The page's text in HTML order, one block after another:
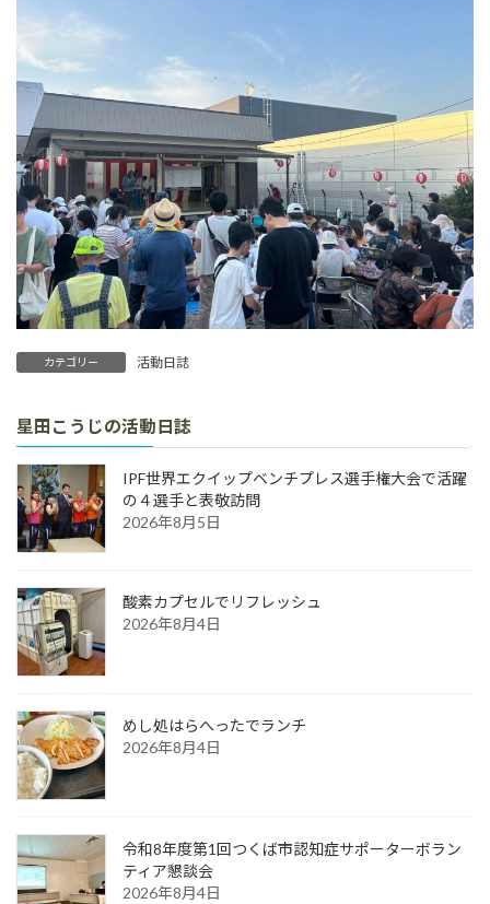
カテゴリー 活動日誌
星田こうじの活動日誌
IPF世界エクイップベンチプレス選手権大会で活躍
の４選手と表敬訪問
2026年8月5日
酸素カプセルでリフレッシュ
2026年8月4日
めし処はらへったでランチ
2026年8月4日
令和8年度第1回つくば市認知症サポーターボラン
ティア懇談会
2026年8月4日